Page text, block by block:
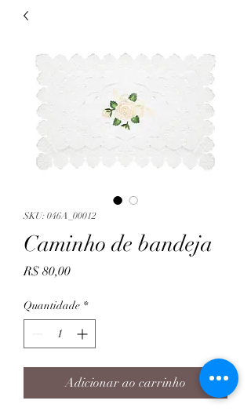
SKU: 046A_00012
Caminho de bandeja
R$ 80,00Preço
Quantidade *
Adicionar ao carrinho